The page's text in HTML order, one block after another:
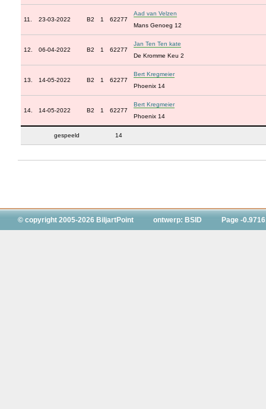
11. 23-03-2022 B2 1 62277
Aad van Velzen
Mans Genoeg 12
12. 06-04-2022 B2 1 62277
Jan Ten Ten kate
De Kromme Keu 2
13. 14-05-2022 B2 1 62277
Bert Kregmeier
Phoenix 14
14. 14-05-2022 B2 1 62277
Bert Kregmeier
Phoenix 14
gespeeld 14
© copyright 2005-2026 BiljartPoint ontwerp: BSID Page -